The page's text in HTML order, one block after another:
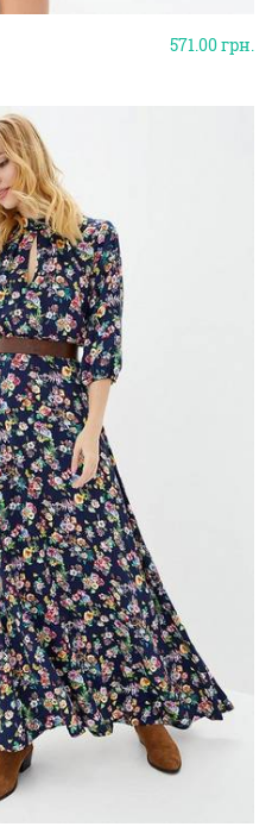
571.00грн.